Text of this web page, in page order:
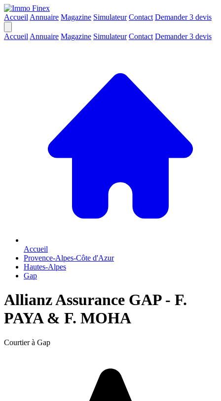
Accueil Annuaire Magazine Simulateur Contact Demander 3 devis
Accueil Annuaire Magazine Simulateur Contact Demander 3 devis
Accueil
Provence-Alpes-Côte d'Azur
Hautes-Alpes
Gap
Allianz Assurance GAP - F.
PAYA & F. MOHA
Courtier à Gap